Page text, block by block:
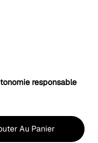
responsable
Au Panier